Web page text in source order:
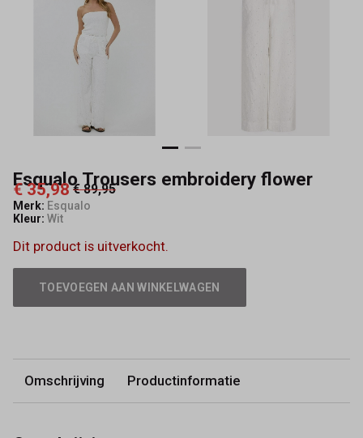
Esqualo Trousers embroidery flower
€ 35,98 € 89,95
Merk: Esqualo
Kleur: Wit
Dit product is uitverkocht.
TOEVOEGEN AAN WINKELWAGEN
Omschrijving Productinformatie